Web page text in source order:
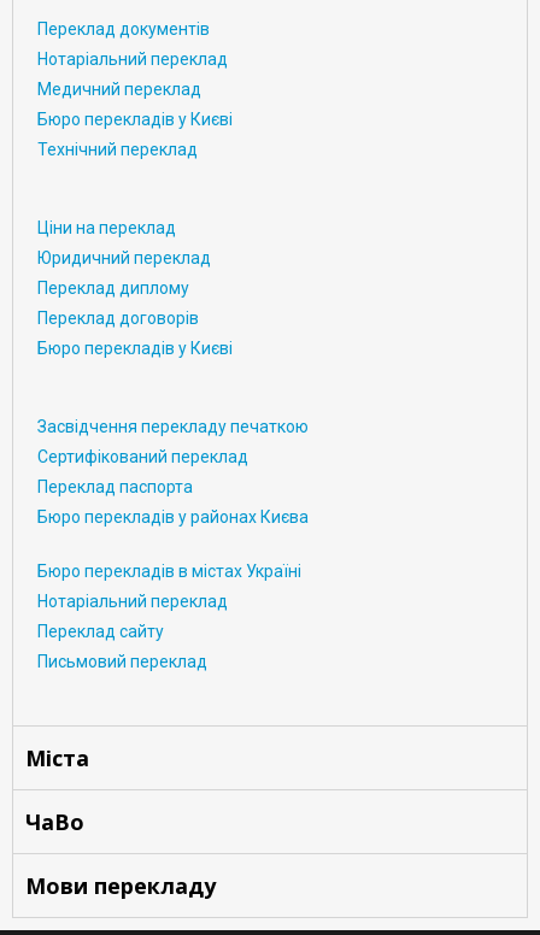
Переклад документів
Нотаріальний переклад
Медичний переклад
Бюро перекладів у Києві
Технічний переклад
Ціни на переклад
Юридичний переклад
Переклад диплому
Переклад договорів
Бюро перекладів у Києві
Засвідчення перекладу печаткою
Сертифікований переклад
Переклад паспорта
Бюро перекладів у районах Києва
Бюро перекладів в містах Україні
Нотаріальний переклад
Переклад сайту
Письмовий переклад
Міста
ЧаВо
Мови перекладу